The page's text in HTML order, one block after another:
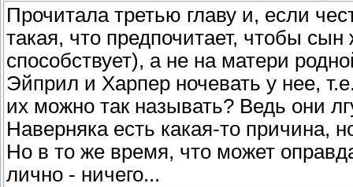
Прочитала третью главу и, если
такая, что предпочитает, чтобы
способствует), а не на матери
Эйприл и Харпер ночевать у нее,
их можно так называть? Ведь они
Наверняка есть какая-то причина,
Но в то же время, что может
лично - ничего...